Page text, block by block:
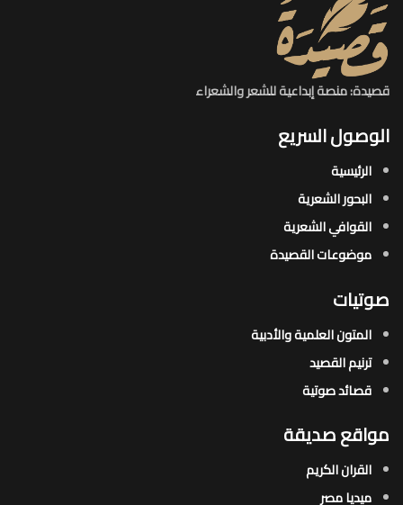
قصيدة: منصة إبداعية للشعر والشعراء
الوصول السريع
الرئيسية
البحور الشعرية​
القوافي الشعرية​
موضوعات القصيدة​
صوتيات
المتون العلمية والأدبية
ترنيم القصيد
قصائد صوتية
مواقع صديقة
القران الكريم
ميديا مصر